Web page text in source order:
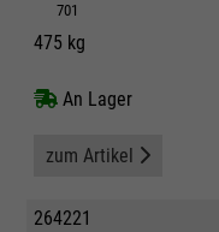
701
475 kg
An Lager
zum Artikel
264221